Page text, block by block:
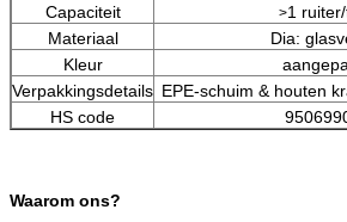
Capaciteit
>1
Materiaal
Dia:
Kleur
Verpakkingsdetails EPE-schuim & houten
HS code
Waarom ons?